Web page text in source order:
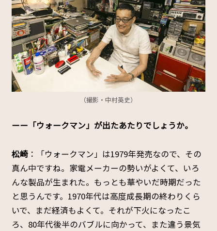
（撮影・中村英史）
ーー「ウォークマン」が出たあたりでしょうか。
松崎：「ウォークマン」は1979年発売なので、その
真ん中ですね。家電メーカーの勢いがよくて、いろ
んな製品が生まれた。もっとも華やいだ時期だった
と思うんです。1970年代は高度成長期の終わりくら
いで、まだ経済もよくて。それが下火になったこ
ろ、80年代後半のバブルに向かって、また違う景気